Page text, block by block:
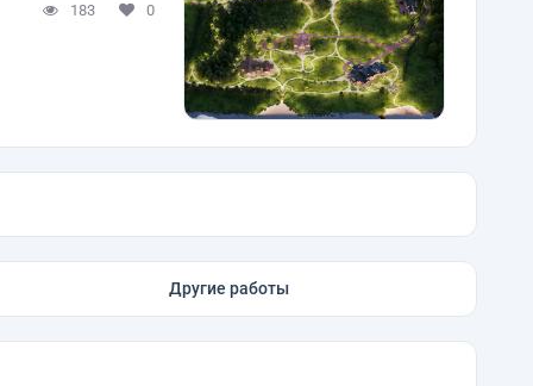
183 0
Другие работы